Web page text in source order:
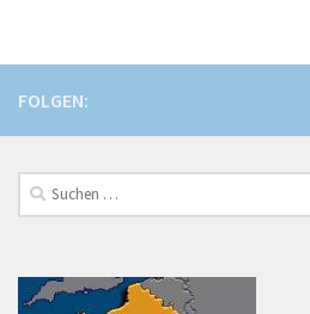
FOLGEN:
Suchen
nach: